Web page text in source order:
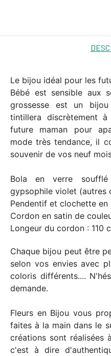
Le bijou idéal pour les
Bébé est sensible aux
grossesse est un
tintillera discrètement
future maman pour
mode très tendance, il
souvenir de vos neuf
Bola en verre
gypsophile violet (autres
Pendentif et clochette en
Cordon en satin de
Longeur du cordon : 110
Chaque bijou peut être
selon vos envies avec
coloris différents....
demande.
Fleurs en Bijou vous
faites à la main dans le
créations sont réalisées
c'est à dire